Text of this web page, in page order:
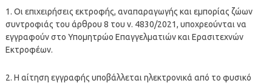
1. Οι επιχειρήσεις εκτροφής, αναπαραγωγής και εμπορίας ζώων
συντροφιάς του άρθρου 8 του ν. 4830/2021, υποχρεούνται να
εγγραφούν στο Υπομητρώο Επαγγελματιών και Ερασιτεχνών
Εκτροφέων.
2. Η αίτηση εγγραφής υποβάλλεται ηλεκτρονικά από το φυσικό